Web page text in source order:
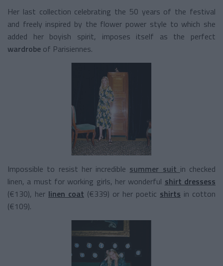
Her last collection celebrating the 50 years of the festival
and freely inspired by the flower power style to which she
added her boyish spirit, imposes itself as the perfect
wardrobe of Parisiennes.
Impossible to resist her incredible summer suit in checked
linen, a must for working girls, her wonderful shirt dressess
(€130), her linen coat (€339) or her poetic shirts in cotton
(€109).